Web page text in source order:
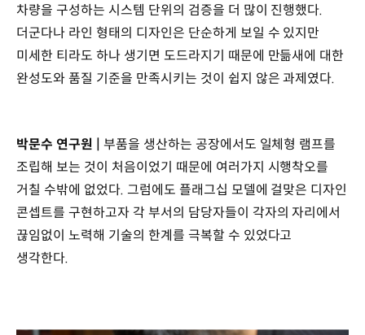
차량을 구성하는 시스템 단위의 검증을 더 많이 진행했다.
더군다나 라인 형태의 디자인은 단순하게 보일 수 있지만
미세한 티라도 하나 생기면 도드라지기 때문에 만듦새에 대한
완성도와 품질 기준을 만족시키는 것이 쉽지 않은 과제였다.
박문수 연구원 |
부품을 생산하는 공장에서도 일체형 램프를
조립해 보는 것이 처음이었기 때문에 여러가지 시행착오를
거칠 수밖에 없었다. 그럼에도 플래그십 모델에 걸맞은 디자인
콘셉트를 구현하고자 각 부서의 담당자들이 각자의 자리에서
끊임없이 노력해 기술의 한계를 극복할 수 있었다고
생각한다.